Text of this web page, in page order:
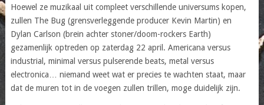
Hoewel ze muzikaal uit compleet verschillende universums kopen,
zullen The Bug (grensverleggende producer Kevin Martin) en
Dylan Carlson (brein achter stoner/doom-rockers Earth)
gezamenlijk optreden op zaterdag 22 april. Americana versus
industrial, minimal versus pulserende beats, metal versus
electronica… niemand weet wat er precies te wachten staat, maar
dat de muren tot in de voegen zullen trillen, moge duidelijk zijn.